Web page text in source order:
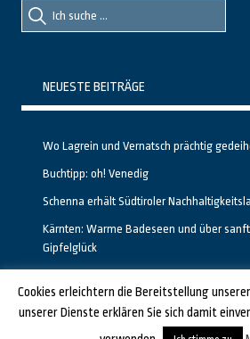
Suche
nach::
Suche
nach:
NEUESTE BEITRÄGE
Wo Lagrein und Vernatsch prächtig
Buchtipp: oh! Venedig
Schenna erhält Südtiroler
Kärnten: Warme Badeseen und über
Gipfelglück
GESTALTET UND PROGRAMMIERT VON ALBERTO &
Cookies erleichtern die Bereitstellung
unserer Dienste erklären Sie sich damit